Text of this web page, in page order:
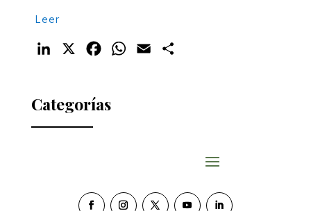
Leer
LinkedIn FacebookWhatsApp
Email
Categorías